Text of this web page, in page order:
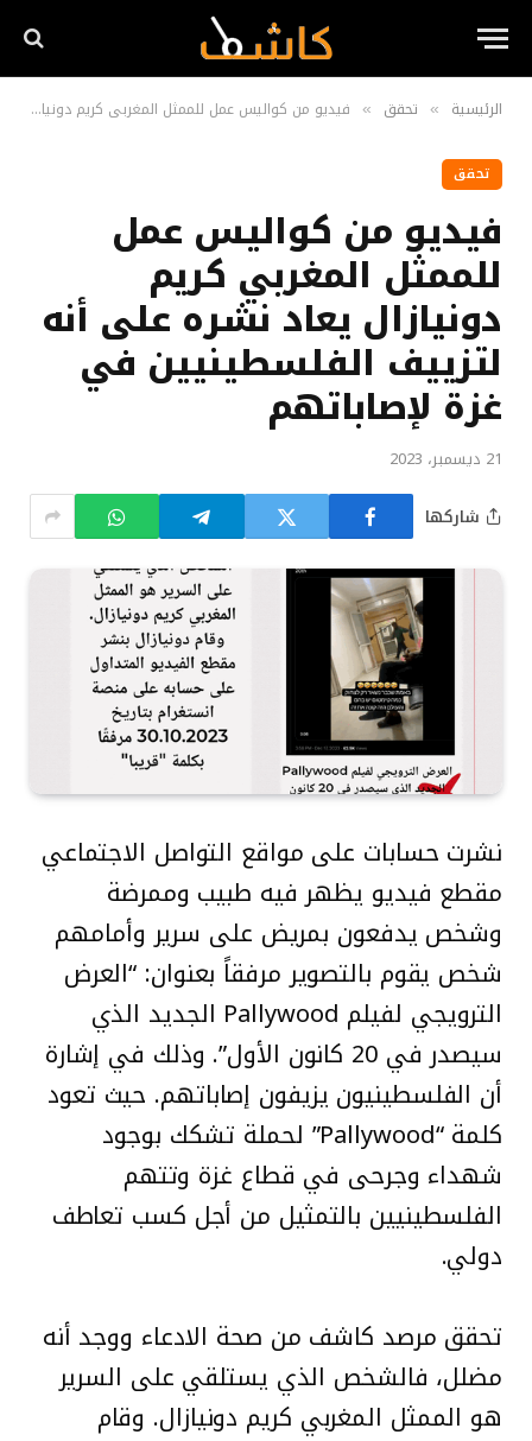
الرئيسية » تحقق » فيديو من كواليس عمل للممثل المغربي كريم دونيازال يعاد نشره على أنه لتزييف الفلسطينيين في غزة لإصاباتهم
تحقق
فيديو من كواليس عمل
للممثل المغربي كريم
دونيازال يعاد نشره على أنه
لتزييف الفلسطينيين في
غزة لإصاباتهم
21 ديسمبر، 2023
شاركها
نشرت حسابات على مواقع التواصل الاجتماعي
مقطع فيديو يظهر فيه طبيب وممرضة
وشخص يدفعون بمريض على سرير وأمامهم
شخص يقوم بالتصوير مرفقاً بعنوان: “العرض
الترويجي لفيلم Pallywood الجديد الذي
سيصدر في 20 كانون الأول”. وذلك في إشارة
أن الفلسطينيون يزيفون إصاباتهم. حيث تعود
كلمة “Pallywood” لحملة تشكك بوجود
شهداء وجرحى في قطاع غزة وتتهم
الفلسطينيين بالتمثيل من أجل كسب تعاطف
دولي.
تحقق مرصد كاشف من صحة الادعاء ووجد أنه
مضلل، فالشخص الذي يستلقي على السرير
هو الممثل المغربي كريم دونيازال. وقام